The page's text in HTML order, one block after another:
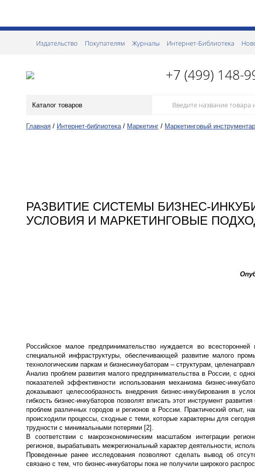
Издательство Покупателям Журналы Интернет-Библиотека
+7 (499) 148-
Каталог товаров
Главная / Интернет-библиотека / Маркетинг / Маркетинговый
РАЗВИТИЕ СИСТЕМЫ БИЗНЕС-
УСЛОВИЯ И МАРКЕТИНГОВЫЕ
Российское малое предпринимательство нуждается во
специальной инфраструктуры, обеспечивающей развитие малого
технологическим паркам и бизнесинкубаторам – структурам,
Анализ проблем развития малого предпринимательства в России, с
показателей эффективности использования механизма бизнес-
доказывают целесообразность внедрения бизнес-инкубирования в
гибкость бизнес-инкубаторов позволят вписать этот инструмент
проблем различных городов и регионов в России. Практический опыт,
происходили процессы, сходные с теми, которые характерны для
трудности с минимальными потерями [2].
В соответствии с макроэкономическим масштабом интеграции
регионов, вырабатывать межрегиональный характер деятельности,
Проведенные ранее исследования позволяют сделать вывод об
связано с тем, что бизнес-инкубаторы пока не получили широкого